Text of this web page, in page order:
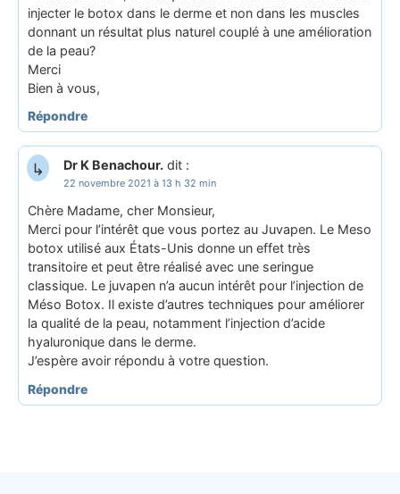
injecter le botox dans le derme et non dans les muscles
donnant un résultat plus naturel couplé à une amélioration
de la peau?
Merci
Bien à vous,
Répondre
Dr K Benachour. dit :
22 novembre 2021 à 13 h 32 min
Chère Madame, cher Monsieur,
Merci pour l’intérêt que vous portez au Juvapen. Le Meso
botox utilisé aux États-Unis donne un effet très
transitoire et peut être réalisé avec une seringue
classique. Le juvapen n’a aucun intérêt pour l’injection de
Méso Botox. Il existe d’autres techniques pour améliorer
la qualité de la peau, notamment l’injection d’acide
hyaluronique dans le derme.
J’espère avoir répondu à votre question.
Répondre